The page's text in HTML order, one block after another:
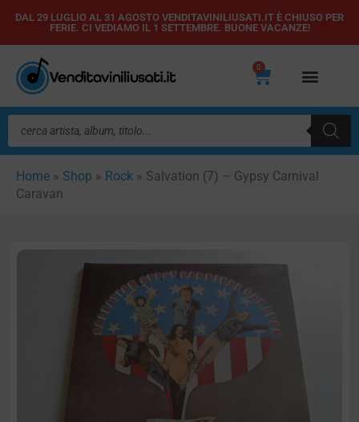
Vai
contenuto
DAL 29 LUGLIO AL 31 AGOSTO VENDITAVINILIUSATI.IT È CHIUSO PER
FERIE. CI VEDIAMO IL 1 SETTEMBRE. BUONE VACANZE!
0
Carrello
Ricerca
prodotti
Home » Shop » Rock » Salvation (7) – Gypsy Carnival
Caravan